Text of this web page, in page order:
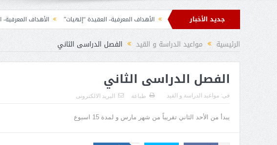
جديد الأخبار
مفردات مقرر – الحاسب الآلى 2 الأهداف المعرفية- العقيدة “إلهيات” الأهداف المعرفية- الحديث
2
الرئيسية مواعيد الدراسة و القيد الفصل الدراسى الثاني
الفصل الدراسى الثاني
فى:مواعيد الدراسة و القيد طباعة البريد الالكترونى
يبدأ من الأحد الثاني تقريباً من شهر مارس و لمدة 15 اسبوع